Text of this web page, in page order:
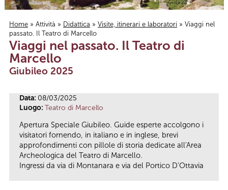
Tu sei qui
Home » Attività » Didattica » Visite, itinerari e laboratori » Viaggi nel
passato. Il Teatro di Marcello
Viaggi nel passato. Il Teatro di
Marcello
Giubileo 2025
Data: 08/03/2025
Luogo: Teatro di Marcello
Apertura Speciale Giubileo. Guide esperte accolgono i
visitatori fornendo, in italiano e in inglese, brevi
approfondimenti con pillole di storia dedicate all'Area
Archeologica del Teatro di Marcello.
Ingressi da via di Montanara e via del Portico D’Ottavia